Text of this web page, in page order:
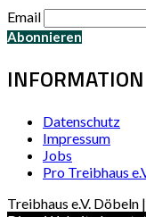
Email
INFORMATION
Datenschutz
Impressum
Jobs
Pro Treibhaus
Treibhaus e.V.